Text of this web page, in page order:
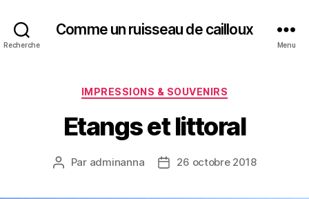
Recherche
Comme un ruisseau de cailloux
Menu
Catégories
IMPRESSIONS & SOUVENIRS
Etangs et littoral
Auteur
Par adminanna
Date26 octobre 2018